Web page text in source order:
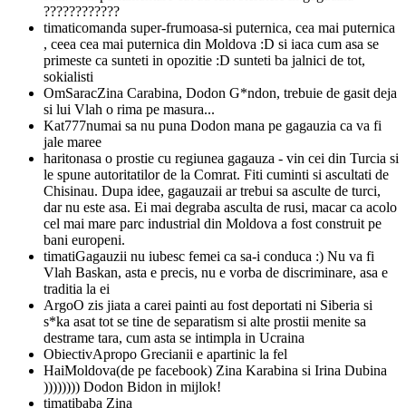
????????????
timaticomanda super-frumoasa-si puternica, cea mai puternica
, ceea cea mai puternica din Moldova :D si iaca cum asa se
primeste ca sunteti in opozitie :D sunteti ba jalnici de tot,
sokialisti
OmSaracZina Carabina, Dodon G*ndon, trebuie de gasit deja
si lui Vlah o rima pe masura...
Kat777numai sa nu puna Dodon mana pe gagauzia ca va fi
jale maree
haritonasa o prostie cu regiunea gagauza - vin cei din Turcia si
le spune autoritatilor de la Comrat. Fiti cuminti si ascultati de
Chisinau. Dupa idee, gagauzaii ar trebui sa asculte de turci,
dar nu este asa. Ei mai degraba asculta de rusi, macar ca acolo
cel mai mare parc industrial din Moldova a fost construit pe
bani europeni.
timatiGagauzii nu iubesc femei ca sa-i conduca :) Nu va fi
Vlah Baskan, asta e precis, nu e vorba de discriminare, asa e
traditia la ei
ArgoO zis jiata a carei painti au fost deportati ni Siberia si
s*ka asat tot se tine de separatism si alte prostii menite sa
destrame tara, cum asta se intimpla in Ucraina
ObiectivApropo Grecianii e apartinic la fel
HaiMoldova(de pe facebook) Zina Karabina si Irina Dubina
)))))))) Dodon Bidon in mijlok!
timatibaba Zina